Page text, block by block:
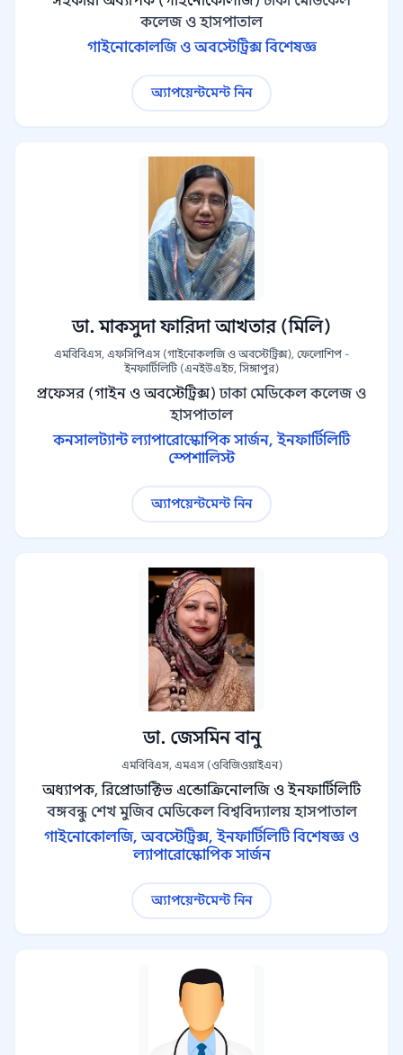
কলেজ ও হাসপাতাল
গাইনোকোলজি ও অবস্টেট্রিক্স বিশেষজ্ঞ
অ্যাপয়েন্টমেন্ট নিন
ডা. মাকসুদা ফারিদা আখতার (মিলি)
এমবিবিএস, এফসিপিএস (গাইনোকলজি ও অবস্টেট্রিক্স), ফেলোশিপ -
ইনফার্টিলিটি (এনইউএইচ, সিঙ্গাপুর)
প্রফেসর (গাইন ও অবস্টেট্রিক্স) ঢাকা মেডিকেল কলেজ ও
হাসপাতাল
কনসালট্যান্ট ল্যাপারোস্কোপিক সার্জন, ইনফার্টিলিটি
স্পেশালিস্ট
অ্যাপয়েন্টমেন্ট নিন
ডা. জেসমিন বানু
এমবিবিএস, এমএস (ওবিজিওয়াইএন)
অধ্যাপক, রিপ্রোডাক্টিভ এন্ডোক্রিনোলজি ও ইনফার্টিলিটি
বঙ্গবন্ধু শেখ মুজিব মেডিকেল বিশ্ববিদ্যালয় হাসপাতাল
গাইনোকোলজি, অবস্টেট্রিক্স, ইনফার্টিলিটি বিশেষজ্ঞ ও
ল্যাপারোস্কোপিক সার্জন
অ্যাপয়েন্টমেন্ট নিন